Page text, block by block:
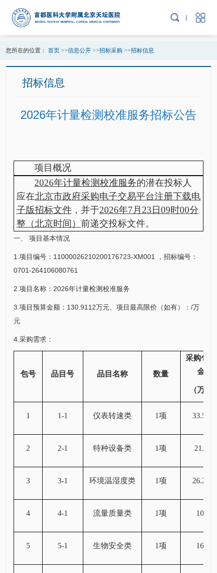
您所在的位置： 首页>>信息公开>>招标采购 >>招标信息
招标信息
2026年计量检测校准服务招标公告
项目概况
2026年计量检测校准服务的潜在投标人
应在北京市政府采购电子交易平台注册下载电
子版招标文件，并于2026年7月23日09时00分
整 （北京时间） 前递交投标文件。
一、 项目基本情况
1.项目编号：11000026210200176723-XM001 ，招标编号：
0701-264106080761
2.项目名称：2026年计量检测校准服务
3.项目预算金额：130.9112万元、项目最高限价（如有）：/万
元
4.采购需求：
包号 品目号 品目名称 数量
采购包
金额
（万元
1 1-1 仪表转速类 1项
2 2-1 特种设备类 1项 21.525
3 3-1 环境温湿度类 1项
4 4-1 流量质量类 1项 10.35
5 5-1 生物安全类 1项 16.17